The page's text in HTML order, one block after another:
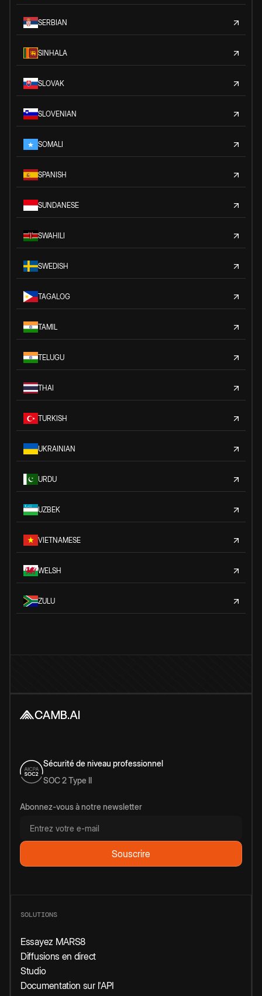
SERBIAN
SINHALA
SLOVAK
SLOVENIAN
SOMALI
SPANISH
SUNDANESE
SWAHILI
SWEDISH
TAGALOG
TAMIL
TELUGU
THAI
TURKISH
UKRAINIAN
URDU
UZBEK
VIETNAMESE
WELSH
ZULU
Sécurité de niveau professionnel
SOC 2 Type II
Abonnez-vous à notre newsletter
SOLUTIONS
Essayez MARS8
Diffusions en direct
Studio
Documentation sur l'API